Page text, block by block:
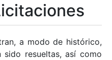
a modo de histórico,
resueltas, así como